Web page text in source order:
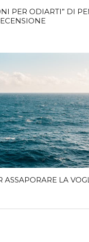
PER ODIARTI” DI
ASSAPORARE LA